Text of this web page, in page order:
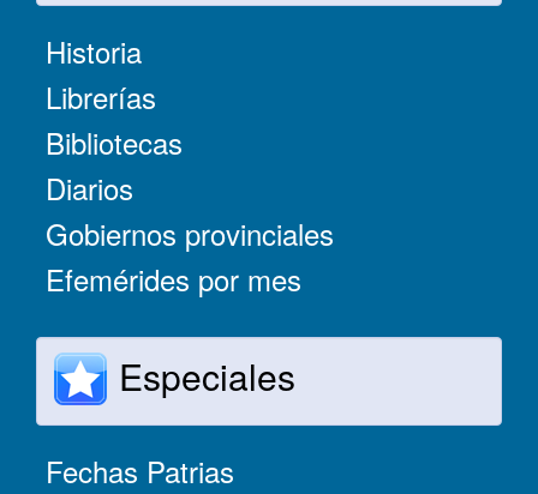
Historia
Librerías
Bibliotecas
Diarios
Gobiernos provinciales
Efemérides por mes
Especiales
Fechas Patrias